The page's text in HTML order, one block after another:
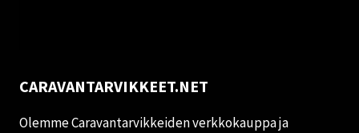
CARAVANTARVIKKEET.NET
Olemme Caravantarvikkeiden verkkokauppa ja